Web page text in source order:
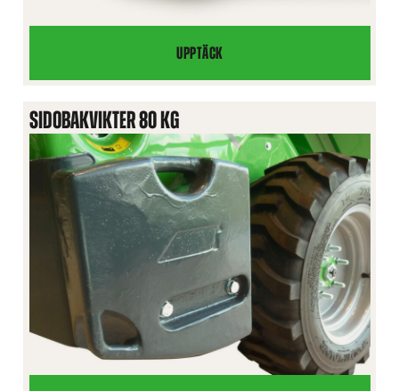
UPPTÄCK
BAKVIKT
SIDOBAKVIKTER 80 KG